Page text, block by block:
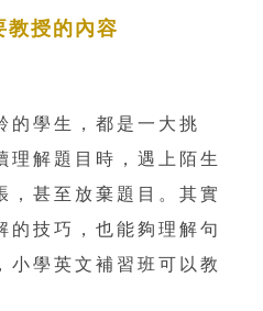
教授的內容
的學生，都是一大挑
理解題目時，遇上陌生
，甚至放棄題目。其實
的技巧，也能夠理解句
小學英文補習班可以教